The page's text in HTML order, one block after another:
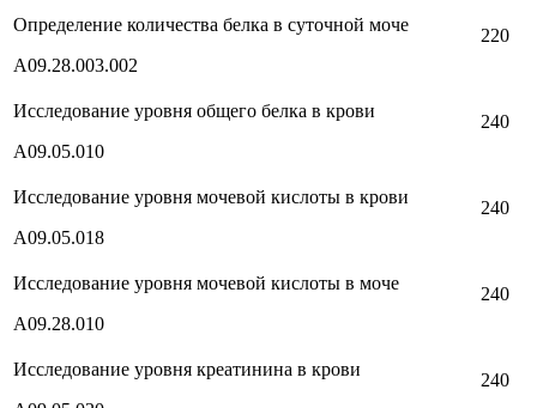
Определение количества белка в суточной моче
А09.28.003.002
220
Исследование уровня общего белка в крови
А09.05.010
240
Исследование уровня мочевой кислоты в крови
А09.05.018
240
Исследование уровня мочевой кислоты в моче
A09.28.010
240
Исследование уровня креатинина в крови
240